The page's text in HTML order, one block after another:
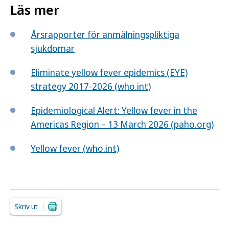
Läs mer
Årsrapporter för anmälningspliktiga
sjukdomar
Eliminate yellow fever epidemics (EYE)
strategy 2017-2026 (who.int)
Epidemiological Alert: Yellow fever in the
Americas Region – 13 March 2026 (paho.org)
Yellow fever (who.int)
Skriv ut